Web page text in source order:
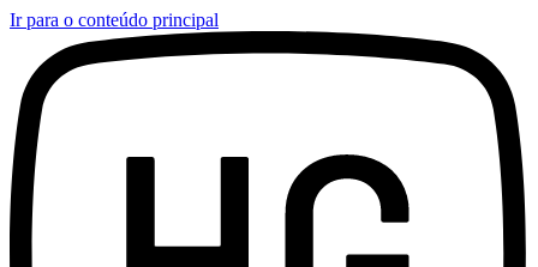
Ir para o conteúdo principal